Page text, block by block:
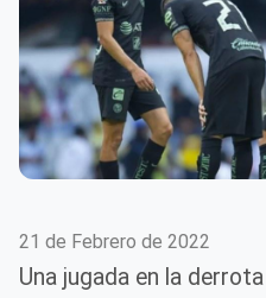
21 de Febrero de 2022
Una jugada en la